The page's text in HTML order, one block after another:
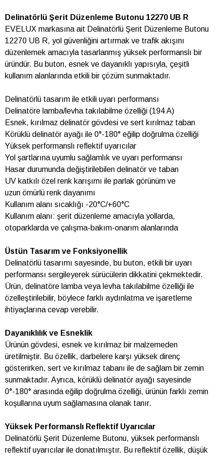
Delinatörlü Şerit Düzenleme Butonu 12270 UB R
EVELUX markasına ait Delinatörlü Şerit Düzenleme Butonu
12270 UB R, yol güvenliğini artırmak ve trafik akışını
düzenlemek amacıyla tasarlanmış yüksek performanslı bir
üründür. Bu buton, esnek ve dayanıklı yapısıyla, çeşitli
kullanım alanlarında etkili bir çözüm sunmaktadır.
Delinatörlü tasarım ile etkili uyarı performansı
Delinatöre lamba/levha takılabilme özelliği (194 A)
Esnek, kırılmaz delinatör gövdesi ve sert kırılmaz taban
Körüklü delinatör ayağı ile 0°-180° eğilip doğrulma özelliği
Yüksek performanslı reflektif uyarıcılar
Yol şartlarına uyumlu sağlamlık ve uyarı performansı
Hasar durumunda değiştirilebilen delinatör ve taban
UV katkılı özel renk karışımı ile parlak görünüm ve
uzun ömürlü renk dayanımı
Kullanım alanı sıcaklığı -20°C/+60°C
Kullanım alanı: şerit düzenleme amacıyla yollarda,
otoparklarda ve çalışma-bakım-onarım alanlarında
Üstün Tasarım ve Fonksiyonellik
Delinatörlü tasarımı sayesinde, bu buton, etkili bir uyarı
performansı sergileyerek sürücülerin dikkatini çekmektedir.
Ürün, delinatöre lamba veya levha takılabilme özelliği ile
özelleştirilebilir, böylece farklı aydınlatma ve işaretleme
ihtiyaçlarına cevap verebilir.
Dayanıklılık ve Esneklik
Ürünün gövdesi, esnek ve kırılmaz bir malzemeden
üretilmiştir. Bu özellik, darbelere karşı yüksek direnç
gösterirken, sert ve kırılmaz tabanı ile de sağlam bir zemin
sunmaktadır. Ayrıca, körüklü delinatör ayağı sayesinde
0°-180° arasında eğilip doğrulma özelliği, ürünün farklı zemin
koşullarına uyum sağlamasına olanak tanır.
Yüksek Performanslı Reflektif Uyarıcılar
Delinatörlü Şerit Düzenleme Butonu, yüksek performanslı
reflektif uyarıcılar ile donatılmıştır. Bu reflektif özellik, düşük